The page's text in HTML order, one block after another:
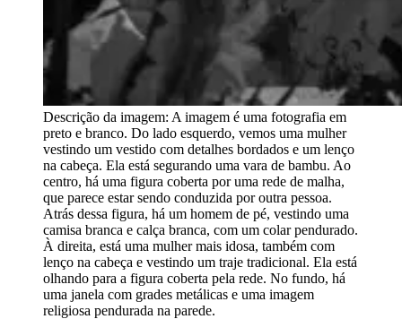
Descrição da imagem: A imagem é uma fotografia em
preto e branco. Do lado esquerdo, vemos uma mulher
vestindo um vestido com detalhes bordados e um lenço
na cabeça. Ela está segurando uma vara de bambu. Ao
centro, há uma figura coberta por uma rede de malha,
que parece estar sendo conduzida por outra pessoa.
Atrás dessa figura, há um homem de pé, vestindo uma
camisa branca e calça branca, com um colar pendurado.
À direita, está uma mulher mais idosa, também com
lenço na cabeça e vestindo um traje tradicional. Ela está
olhando para a figura coberta pela rede. No fundo, há
uma janela com grades metálicas e uma imagem
religiosa pendurada na parede.